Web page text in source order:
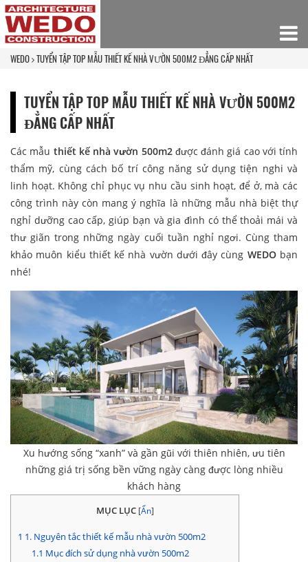
WEDO TUYỂN TẬP TOP MẪU THIẾT KẾ NHÀ VƯỜN 500M2 ĐẲNG CẤP NHẤT
TUYỂN TẬP TOP MẪU THIẾT KẾ NHÀ VƯỜN 500M2
ĐẲNG CẤP NHẤT
Các mẫu thiết kế nhà vườn 500m2được đánh giá cao với tính
thẩm mỹ, cùng cách bố trí công năng sử dụng tiện nghi và
linh hoạt. Không chỉ phục vụ nhu cầu sinh hoạt, để ở, mà các
công trình này còn mang ý nghĩa là những mẫu nhà biệt thự
nghỉ dưỡng cao cấp, giúp bạn và gia đình có thể thoải mái và
thư giãn trong những ngày cuối tuần nghỉ ngơi. Cùng tham
khảo muôn kiểu thiết kế nhà vườn dưới đây cùng WEDObạn
nhé!
Xu hướng sống “xanh” và gần gũi với thiên nhiên, ưu tiên
những giá trị sống bền vững ngày càng được lòng nhiều
khách hàng
MỤC LỤC [Ẩn]
1 1. Nguyên tắc thiết kế mẫu nhà vườn 500m2
1.1 Mục đích sử dụng nhà vườn 500m2